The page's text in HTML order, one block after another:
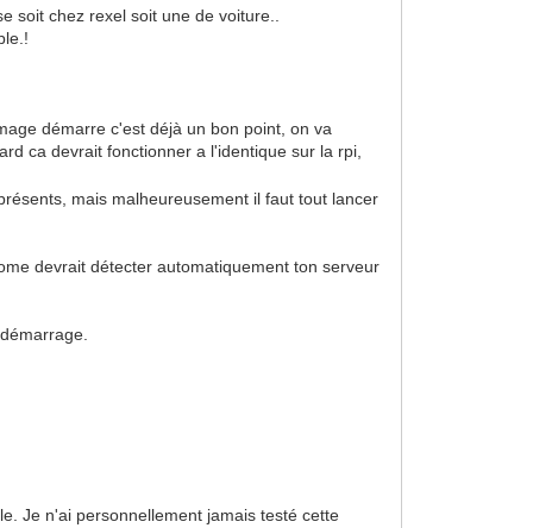
soit chez rexel soit une de voiture..
démarre c'est déjà un bon point, on va
ca devrait fonctionner a l'identique sur la rpi,
mais malheureusement il faut tout lancer
devrait détecter automatiquement ton serveur
Je n'ai personnellement jamais testé cette